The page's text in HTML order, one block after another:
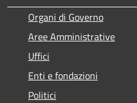
Organi di Governo
Aree Amministrative
Uffici
Enti e fondazioni
Politici